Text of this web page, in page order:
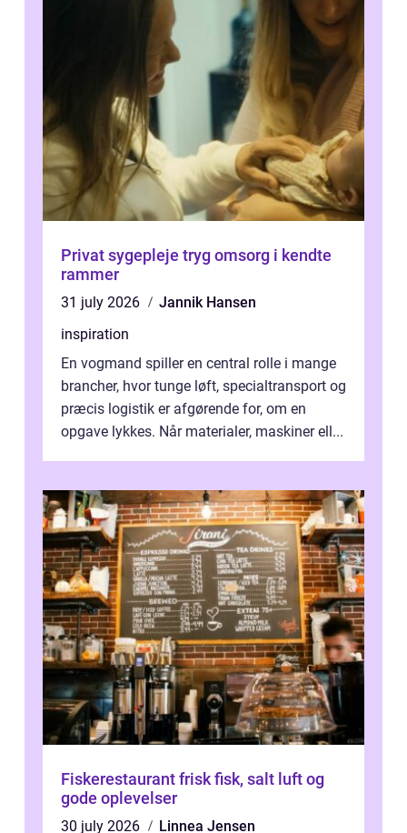
Privat sygepleje tryg omsorg i kendte
rammer
31 july 2026
Jannik Hansen
inspiration
En vogmand spiller en central rolle i mange
brancher, hvor tunge løft, specialtransport og
præcis logistik er afgørende for, om en
opgave lykkes. Når materialer, maskiner ell...
Fiskerestaurant frisk fisk, salt luft og
gode oplevelser
30 july 2026
Linnea Jensen